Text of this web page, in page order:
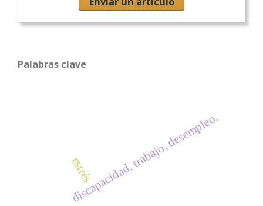
Palabras clave
estrés
discapacidad, trabajo, desempleo.